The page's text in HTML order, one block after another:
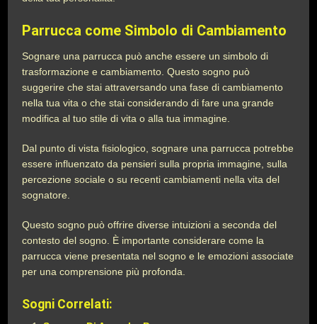
Parrucca come Simbolo di Cambiamento
Sognare una parrucca può anche essere un simbolo di
trasformazione e cambiamento. Questo sogno può
suggerire che stai attraversando una fase di cambiamento
nella tua vita o che stai considerando di fare una grande
modifica al tuo stile di vita o alla tua immagine.
Dal punto di vista fisiologico, sognare una parrucca potrebbe
essere influenzato da pensieri sulla propria immagine, sulla
percezione sociale o su recenti cambiamenti nella vita del
sognatore.
Questo sogno può offrire diverse intuizioni a seconda del
contesto del sogno. È importante considerare come la
parrucca viene presentata nel sogno e le emozioni associate
per una comprensione più profonda.
Sogni Correlati: